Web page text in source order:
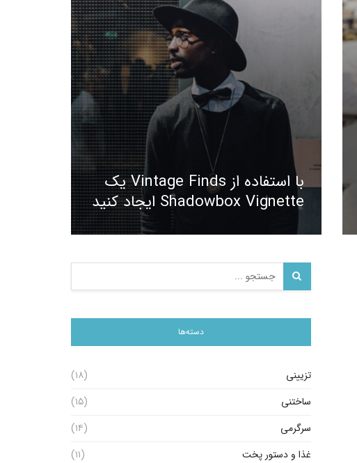
با استفاده از Vintage Finds یک
Shadowbox Vignette ایجاد کنید
دسته‌ها
تزیینی
(۱۸)
ساختنی
(۱۵)
سرگرمی
(۱۴)
غذا و دستور پخت
(۱۱)